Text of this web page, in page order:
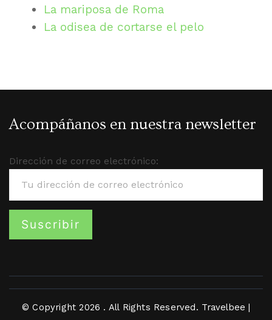
La mariposa de Roma
La odisea de cortarse el pelo
Acompáñanos en nuestra newsletter
Dirección de correo electrónico:
© Copyright 2026 . All Rights Reserved. Travelbee |